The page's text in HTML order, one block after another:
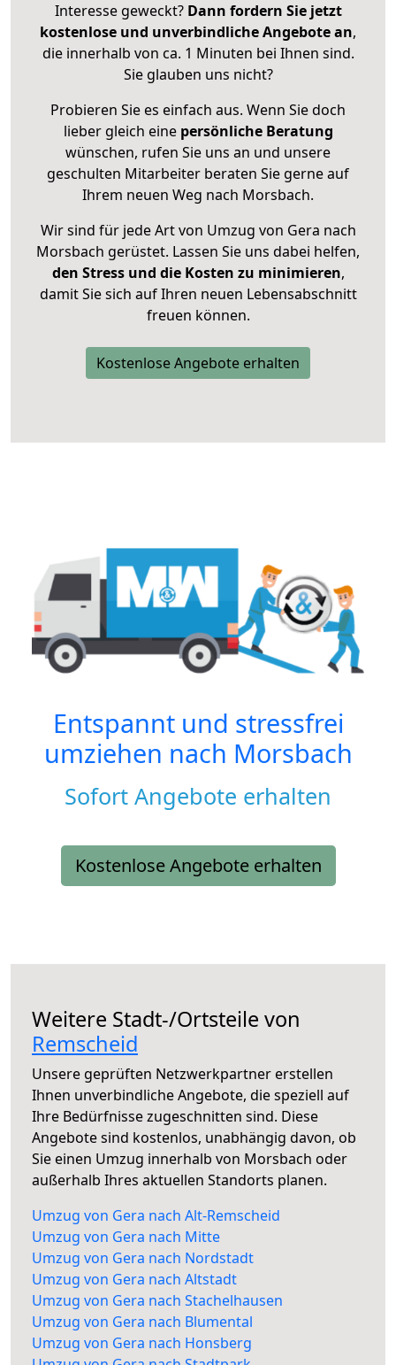
Interesse geweckt? Dann fordern Sie jetzt
kostenlose und unverbindliche Angebote an,
die innerhalb von ca. 1 Minuten bei Ihnen sind.
Sie glauben uns nicht?
Probieren Sie es einfach aus. Wenn Sie doch
lieber gleich eine persönliche Beratung
wünschen, rufen Sie uns an und unsere
geschulten Mitarbeiter beraten Sie gerne auf
Ihrem neuen Weg nach Morsbach.
Wir sind für jede Art von Umzug von Gera nach
Morsbach gerüstet. Lassen Sie uns dabei helfen,
den Stress und die Kosten zu minimieren,
damit Sie sich auf Ihren neuen Lebensabschnitt
freuen können.
Kostenlose Angebote erhalten
Entspannt und stressfrei
umziehen nach Morsbach
Sofort Angebote erhalten
Kostenlose Angebote erhalten
Weitere Stadt-/Ortsteile von
Remscheid
Unsere geprüften Netzwerkpartner erstellen
Ihnen unverbindliche Angebote, die speziell auf
Ihre Bedürfnisse zugeschnitten sind. Diese
Angebote sind kostenlos, unabhängig davon, ob
Sie einen Umzug innerhalb von Morsbach oder
außerhalb Ihres aktuellen Standorts planen.
Umzug von Gera nach Alt-Remscheid
Umzug von Gera nach Mitte
Umzug von Gera nach Nordstadt
Umzug von Gera nach Altstadt
Umzug von Gera nach Stachelhausen
Umzug von Gera nach Blumental
Umzug von Gera nach Honsberg